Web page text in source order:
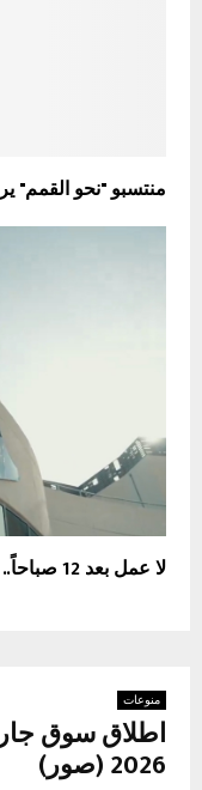
منتسبو "نحو القمم"
لا عمل بعد 12 صباحاً.. ضوابط للعربات المتنقلة بالجبيل وينبع
منوعات
اطلاق سوق
2026 (صور)